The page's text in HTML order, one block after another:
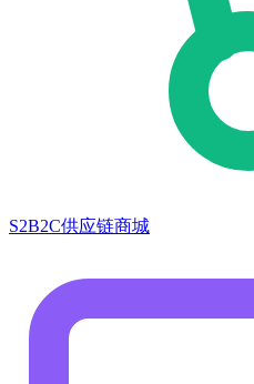
S2B2C供应链商城